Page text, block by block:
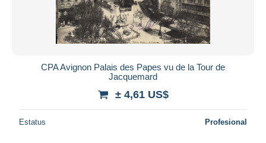
CPA Avignon Palais des Papes vu de la Tour de
Jacquemard
± 4,61 US$
Estatus Profesional